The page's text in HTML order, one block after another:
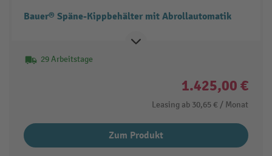
Bauer® Späne-Kippbehälter mit Abrollautomatik
29 Arbeitstage
1.425,00 €
Leasing ab 30,65 € / Monat
Zum Produkt